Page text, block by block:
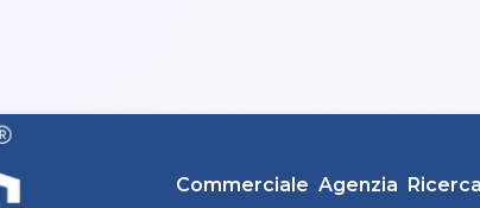
Commerciale Agenzia Ricerca